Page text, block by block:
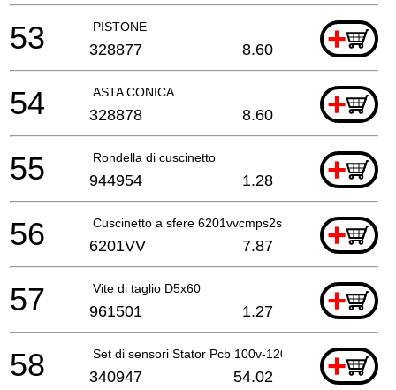
PISTONE +
53 328877 8.60
ASTA CONICA +
54 328878 8.60
Rondella di cuscinetto +
55 944954 1.28
Cuscinetto a sfere 6201vvcmps2s +
56 6201VV 7.87
Vite di taglio D5x60 +
57 961501 1.27
Set di sensori Stator Pcb 100v-120v +
58 340947 54.02